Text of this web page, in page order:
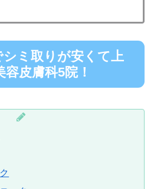
シミ取りが安くて上
皮膚科5院！